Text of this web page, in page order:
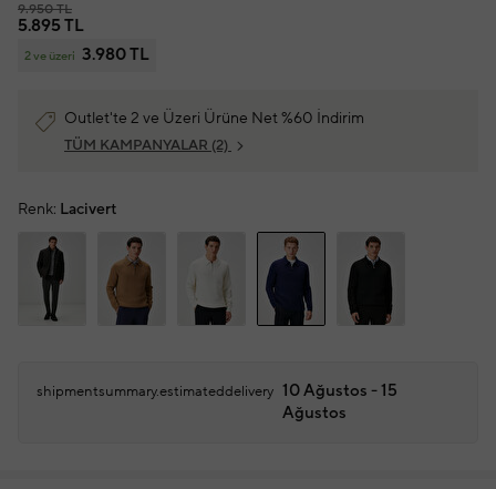
9.950 TL
5.895 TL
2 ve üzeri 3.980 TL
Outlet'te 2 ve Üzeri Ürüne Net %60 İndirim
TÜM KAMPANYALAR (2)
Renk: Lacivert
shipmentsummary.estimateddelivery 10 Ağustos - 15
Ağustos